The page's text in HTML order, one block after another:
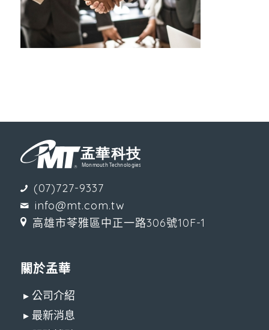
(07)727-9337
info@mt.com.tw
高雄市苓雅區中正一路306號10F-1
關於孟華
▸ 公司介紹
▸ 最新消息